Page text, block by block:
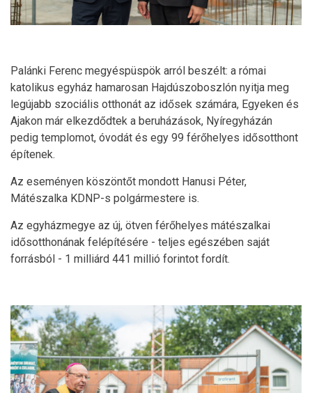
Palánki Ferenc megyéspüspök arról beszélt: a római
katolikus egyház hamarosan Hajdúszoboszlón nyitja meg
legújabb szociális otthonát az idősek számára, Egyeken és
Ajakon már elkezdődtek a beruházások, Nyíregyházán
pedig templomot, óvodát és egy 99 férőhelyes idősotthont
építenek.
Az eseményen köszöntőt mondott Hanusi Péter,
Mátészalka KDNP-s polgármestere is.
Az egyházmegye az új, ötven férőhelyes mátészalkai
idősotthonának felépítésére - teljes egészében saját
forrásból - 1 milliárd 441 millió forintot fordít.